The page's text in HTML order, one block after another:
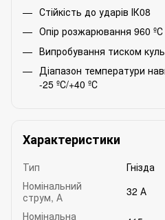
Стійкість до ударів ІК08
Опір розжарювання 960 ºС
Випробування тиском
Діапазон температури
-25 ºС/+40 ºС
Характеристики
Тип
Гнізда
Номінальний
струм, А
32 А
Номінальна